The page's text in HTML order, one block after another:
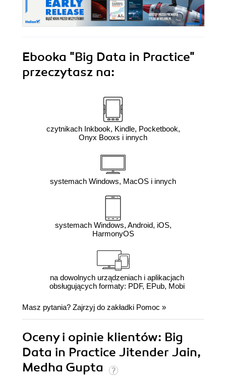
Ebooka "Big Data in Practice"
przeczytasz na:
czytnikach Inkbook, Kindle, Pocketbook,
Onyx Booxs i innych
systemach Windows, MacOS i innych
systemach Windows, Android, iOS,
HarmonyOS
na dowolnych urządzeniach i aplikacjach
obsługujących formaty: PDF, EPub, Mobi
Masz pytania? Zajrzyj do zakładki Pomoc »
Oceny i opinie klientów: Big
Data in Practice Jitender Jain,
Medha Gupta